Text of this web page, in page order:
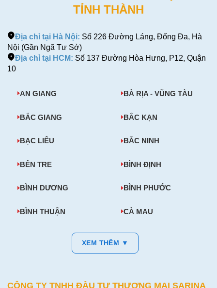
TỈNH THÀNH
Địa chỉ tại Hà Nội: Số 226 Đường Láng, Đống Đa, Hà
Nội (Gần Ngã Tư Sở)
Địa chỉ tại HCM: Số 137 Đường Hòa Hưng, P12, Quận
10
AN GIANG BÀ RỊA - VŨNG TÀU
BẮC GIANG BẮC KẠN
BẠC LIÊU BẮC NINH
BẾN TRE BÌNH ĐỊNH
BÌNH DƯƠNG BÌNH PHƯỚC
BÌNH THUẬN CÀ MAU
XEM THÊM ▼
CÔNG TY TNHH ĐẦU TƯ THƯƠNG MẠI SARINA